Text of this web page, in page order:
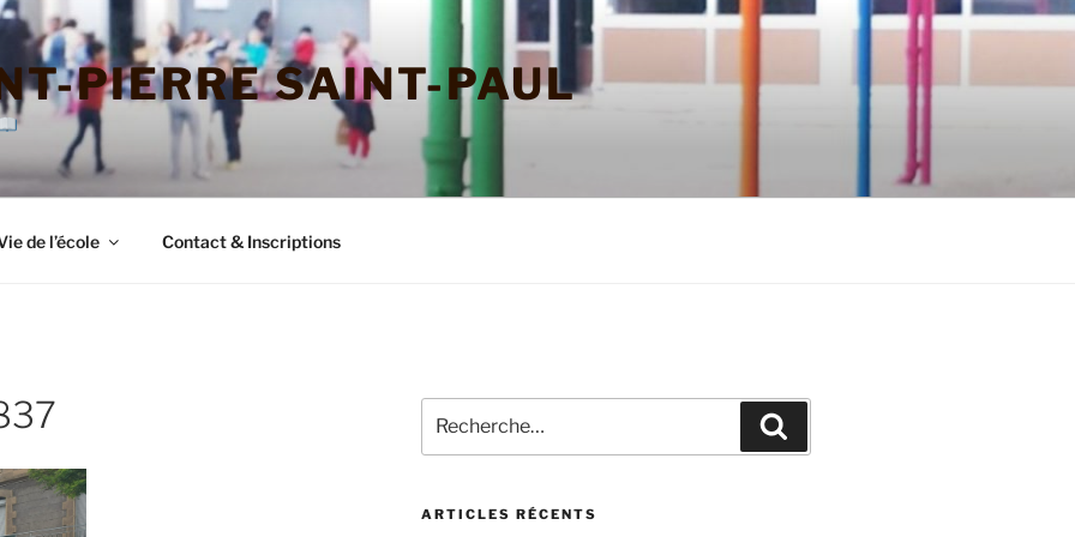
PIERRE SAINT-PAUL
de l’école Contact & Inscriptions
pour
:
ARTICLES RÉCENTS